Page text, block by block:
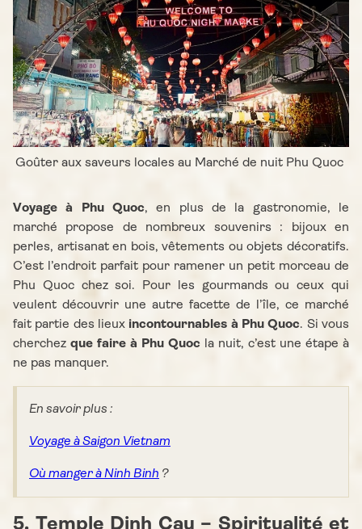
Goûter aux saveurs locales au Marché de nuit Phu Quoc
Voyage à Phu Quoc, en plus de la gastronomie, le
marché propose de nombreux souvenirs : bijoux en
perles, artisanat en bois, vêtements ou objets décoratifs.
C’est l’endroit parfait pour ramener un petit morceau de
Phu Quoc chez soi. Pour les gourmands ou ceux qui
veulent découvrir une autre facette de l’île, ce marché
fait partie des lieux incontournables à Phu Quoc. Si vous
cherchez que faire à Phu Quoc la nuit, c’est une étape à
ne pas manquer.
En savoir plus :
Voyage à Saigon Vietnam
Où manger à Ninh Binh ?
5. Temple Dinh Cau – Spiritualité et